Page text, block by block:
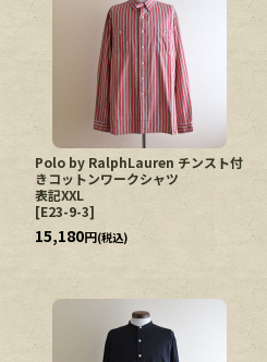
Polo by RalphLauren チンスト付
きコットンワークシャツ
表記XXL
[E23-9-3]
15,180円(税込)